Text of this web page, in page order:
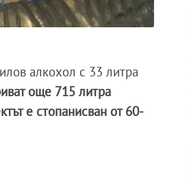
алкохол с 33 литра
още 715 литра
е стопанисван от 60-